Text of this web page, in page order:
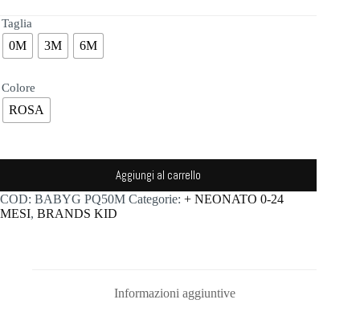
Taglia
0M 3M 6M
Colore
ROSA
Aggiungi al carrello
COD: BABYG PQ50M Categorie: + NEONATO 0-24
MESI, BRANDS KID
Informazioni aggiuntive